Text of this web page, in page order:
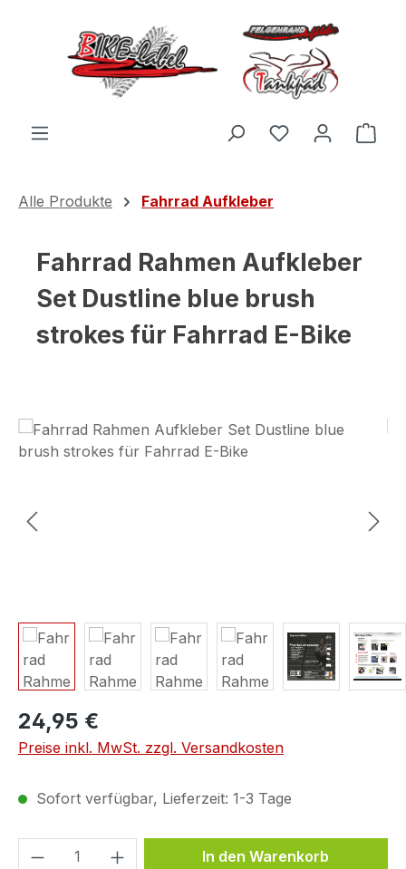
Zum Hauptinhalt springen
Du hast 0
Alle Produkte Fahrrad Aufkleber
Fahrrad Rahmen Aufkleber
Set Dustline blue brush
strokes für Fahrrad E-Bike
Bildergalerie überspringen
24,95 €
Preise inkl. MwSt. zzgl. Versandkosten
Sofort verfügbar, Lieferzeit: 1-3 Tage
Produkt Anzahl: Gib denIn den Warenkorb